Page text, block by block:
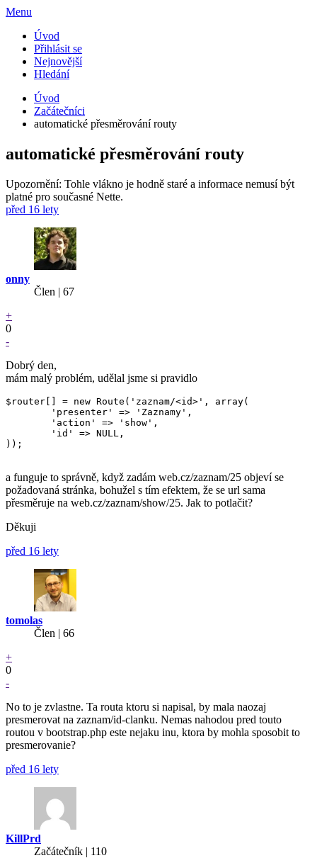
Menu
Úvod
Přihlásit se
Nejnovější
Hledání
Úvod
Začátečníci
automatické přesměrování routy
automatické přesměrování routy
Upozornění: Tohle vlákno je hodně staré a informace nemusí být
platné pro současné Nette.
před 16 lety
onny
Člen | 67
+
0
-
Dobrý den,
mám malý problém, udělal jsme si pravidlo
$router[] = new Route('zaznam/<id>', array(
));
a funguje to správně, když zadám web.cz/zaznam/25 objeví se
požadovaná stránka, bohužel s tím efektem, že se url sama
přesměruje na web.cz/zaznam/show/25. Jak to potlačit?
Děkuji
před 16 lety
tomolas
Člen | 66
+
0
-
No to je zvlastne. Ta routa ktoru si napisal, by mala naozaj
presmerovat na zaznam/id-clanku. Nemas nahodou pred touto
routou v bootstrap.php este nejaku inu, ktora by mohla sposobit to
presmerovanie?
před 16 lety
KillPrd
Začátečník | 110